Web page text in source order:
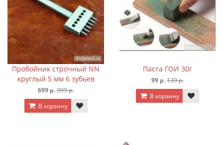
Пробойник строчный NN
круглый 5 мм 6 зубьев
699 р.999 р.
В корзину
Паста ГОИ 30г
99 р.139 р.
В корзину